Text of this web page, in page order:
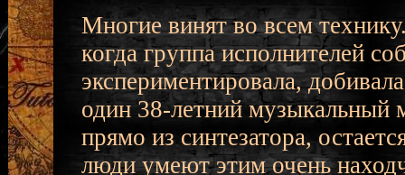
Многие винят во всем
когда группа исполнителей
экспериментировала,
один 38-летний музыкальный
прямо из синтезатора,
люди умеют этим очень